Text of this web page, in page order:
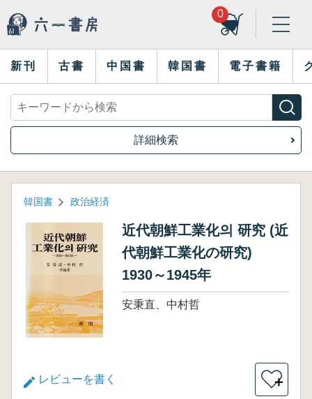
0
新刊 古書 中国書 韓国書 電子書籍
詳細検索
韓国書 政治経済
近代朝鮮工業化의 研究 (近
代朝鮮工業化の研究)
1930～1945年
安秉直、中村哲
レビューを書く ＋